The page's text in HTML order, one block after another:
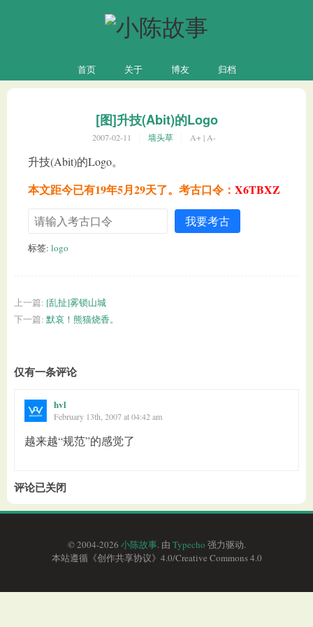
首页 关于 博友 归档
[图]升技(Abit)的Logo
2007-02-11 墙头草 A+ |A-
升技(Abit)的Logo。
本文距今已有19年5月29天了。考古口令： X6TBXZ
我要考古
标签: logo
上一篇: [乱扯]雾锁山城
下一篇: 默哀！熊猫烧香。
仅有一条评论
hvl
February 13th, 2007 at 04:42 am
越来越“规范”的感觉了
评论已关闭
© 2004-2026 小陈故事. 由 Typecho 强力驱动.
本站遵循《创作共享协议》4.0/Creative Commons 4.0